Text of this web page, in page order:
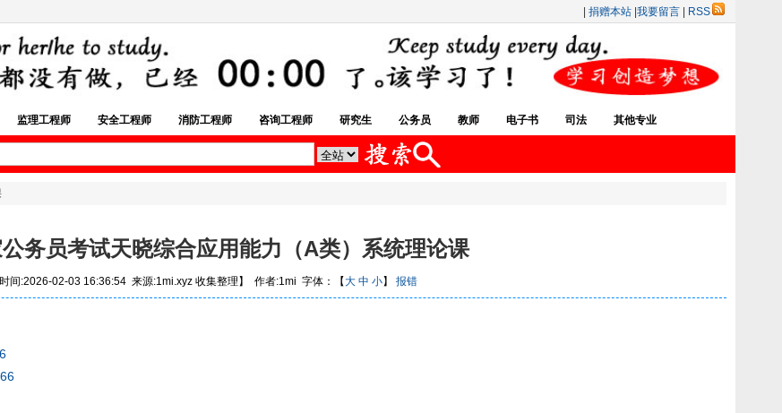
捐赠本站 我要留言 RSS
监理工程师 安全工程师 消防工程师 咨询工程师 研究生 公务员 教师 电子书 司法 其他专业
务员考试天晓综合应用能力（A类）系统理论课
时间:2026-02-03 16:36:54 来源:1mi.xyz 收集整理】 作者:1mi 字体：【大 中 小】 报错